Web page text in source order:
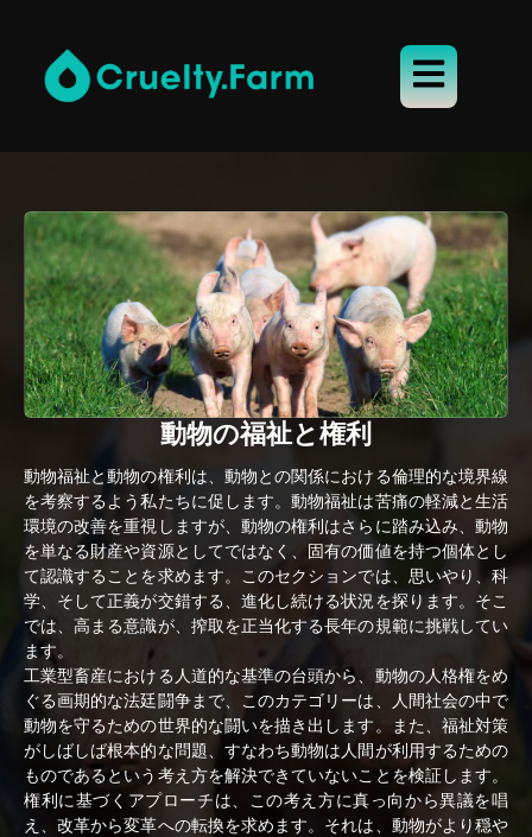
動物の福祉と権利
動物福祉と動物の権利は、動物との関係における倫理的な境界線
を考察するよう私たちに促します。動物福祉は苦痛の軽減と生活
環境の改善を重視しますが、動物の権利はさらに踏み込み、動物
を単なる財産や資源としてではなく、固有の価値を持つ個体とし
て認識することを求めます。このセクションでは、思いやり、科
学、そして正義が交錯する、進化し続ける状況を探ります。そこ
では、高まる意識が、搾取を正当化する長年の規範に挑戦してい
ます。
工業型畜産における人道的な基準の台頭から、動物の人格権をめ
ぐる画期的な法廷闘争まで、このカテゴリーは、人間社会の中で
動物を守るための世界的な闘いを描き出します。また、福祉対策
がしばしば根本的な問題、すなわち動物は人間が利用するための
ものであるという考え方を解決できていないことを検証します。
権利に基づくアプローチは、この考え方に真っ向から異議を唱
え、改革から変革への転換を求めます。それは、動物がより穏や